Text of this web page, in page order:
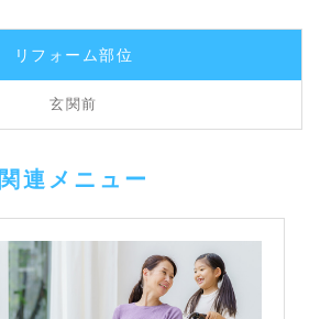
リフォーム部位
玄関前
関連メニュー